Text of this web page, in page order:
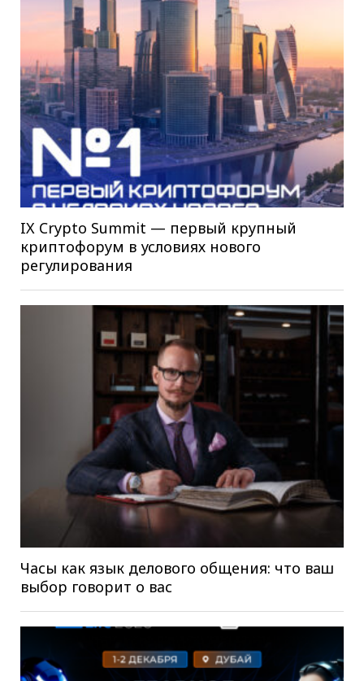
IX Crypto Summit — первый крупный
криптофорум в условиях нового
регулирования
Часы как язык делового общения: что ваш
выбор говорит о вас